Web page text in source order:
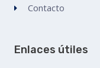
Contacto
Enlaces útiles